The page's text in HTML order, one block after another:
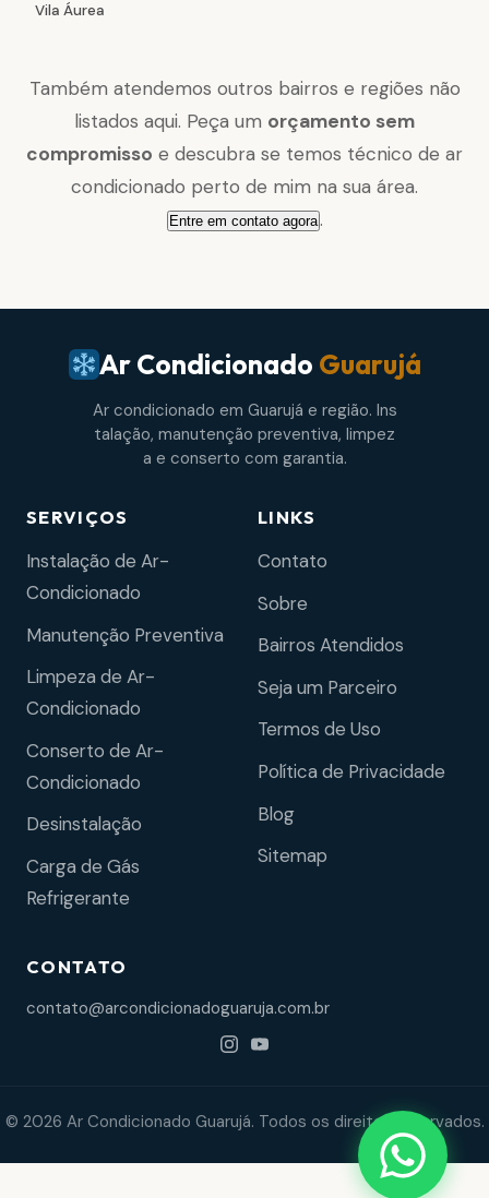
Vila Áurea
Também atendemos outros bairros e regiões não
listados aqui. Peça um orçamento sem
compromisso e descubra se temos técnico de ar
condicionado perto de mim na sua área.
Entre em contato agora.
Ar Condicionado Guarujá
Ar condicionado em Guarujá e região. Ins
talação, manutenção preventiva, limpez
a e conserto com garantia.
SERVIÇOS
Instalação de Ar-
Condicionado
Manutenção Preventiva
Limpeza de Ar-
Condicionado
Conserto de Ar-
Condicionado
Desinstalação
Carga de Gás
Refrigerante
LINKS
Contato
Sobre
Bairros Atendidos
Seja um Parceiro
Termos de Uso
Política de Privacidade
Blog
Sitemap
CONTATO
contato@arcondicionadoguaruja.com.br
© 2026 Ar Condicionado Guarujá. Todos os direitos reservados.